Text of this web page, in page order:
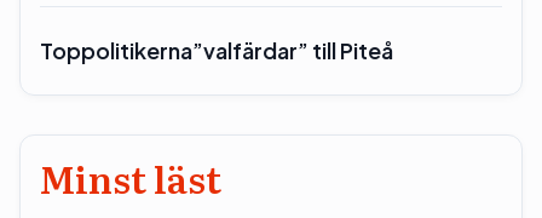
Toppolitikerna”valfärdar” till Piteå
Minst läst